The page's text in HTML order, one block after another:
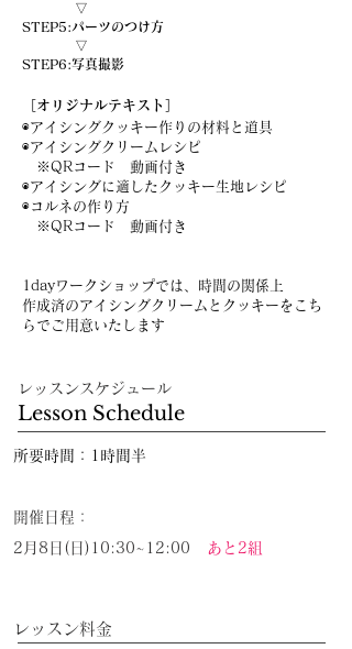
▽
STEP5:パーツのつけ方
▽
STEP6:写真撮影
​［オリジナルテキスト］
◉アイシングクッキー作りの材料と道具
◉アイシングクリームレシピ
※QRコード 動画付き
◉アイシングに適したクッキー生地レシピ
◉コルネの作り方
※QRコード 動画付き
1dayワークショップでは、時間の関係上
作成済のアイシングクリームとクッキーをこち
らでご用意いたします
​レッスンスケジュール​
​Lesson Schedule
所要時間：1時間半
開催日程：
2月8日(日)10:30~12:00
あと2組
​レッスン料金